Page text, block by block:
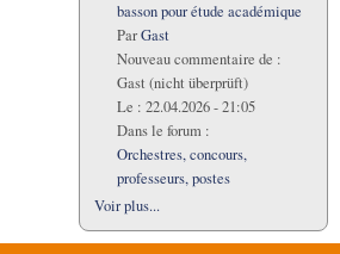
basson pour étude académique
ParGast
Nouveau commentaire de :
Gast (nicht überprüft)
Le : 22.04.2026 - 21:05
Dans le forum :
Orchestres, concours,
professeurs, postes
Voir plus...